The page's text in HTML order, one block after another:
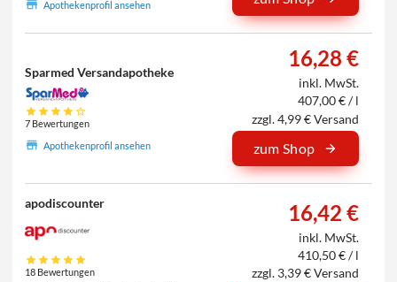
Apothekenprofil ansehen
Sparmed Versandapotheke
7 Bewertungen
Apothekenprofil ansehen
16,28 €
inkl. MwSt.
407,00 € / l
zzgl. 4,99 € Versand
zum Shop
apodiscounter
18 Bewertungen
16,42 €
inkl. MwSt.
410,50 € / l
zzgl. 3,39 € Versand